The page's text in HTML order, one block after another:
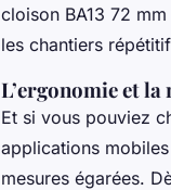
cloison BA13 72
les chantiers
L’ergonomie et
Et si vous pouviez
applications
mesures égarées.